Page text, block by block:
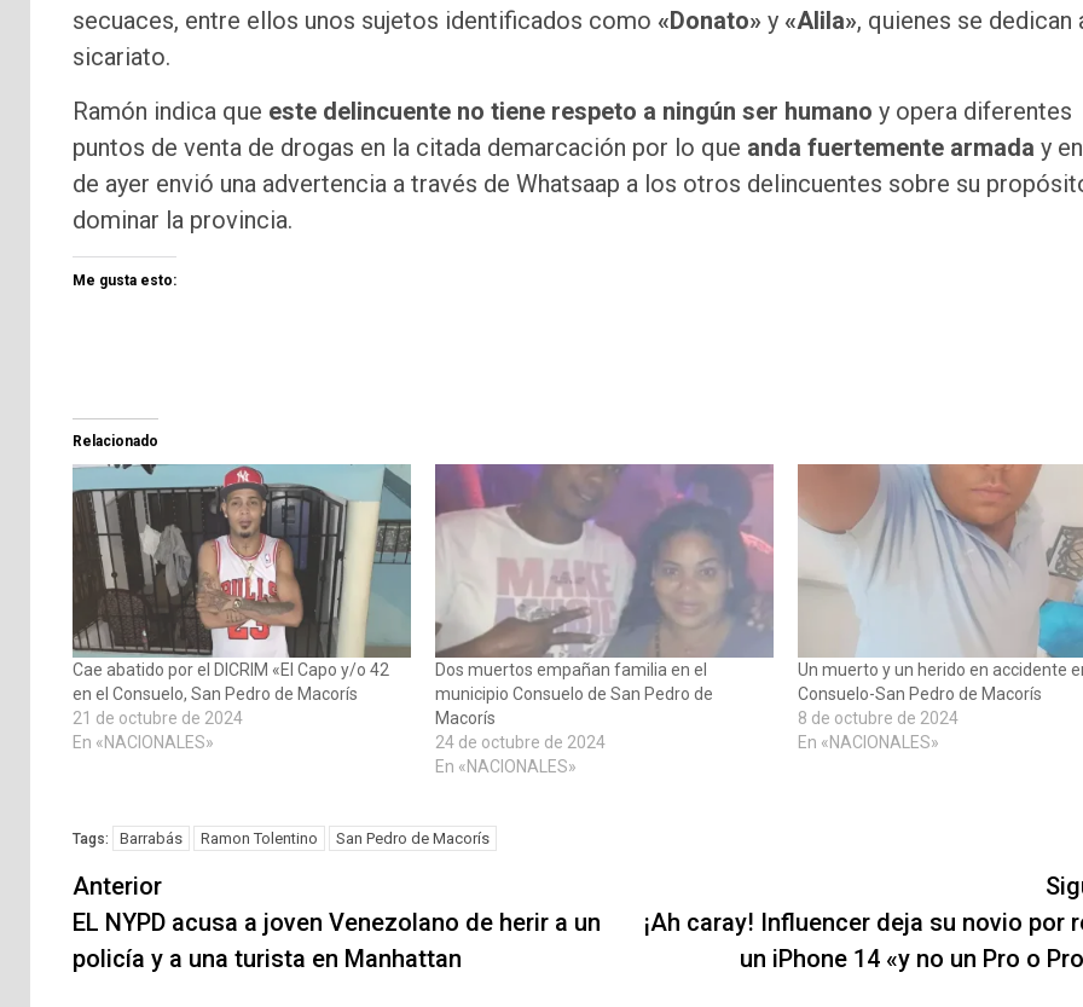
secuaces, entre ellos unos sujetos identificados como «Donato» y «Alila», quienes se dedican
sicariato.
Ramón indica que este delincuente no tiene respeto a ningún ser humano y opera diferentes
puntos de venta de drogas en la citada demarcación por lo que anda fuertemente armada y
de ayer envió una advertencia a través de Whatsaap a los otros delincuentes sobre su
dominar la provincia.
Me gusta esto:
Relacionado
Cae abatido por el DICRIM «El Capo y/o 42
en el Consuelo, San Pedro de Macorís
21 de octubre de 2024
En «NACIONALES»
Dos muertos empañan familia en el
municipio Consuelo de San Pedro de
Macorís
24 de octubre de 2024
En «NACIONALES»
Un muerto y un herido en accidente
Consuelo-San Pedro de Macorís
8 de octubre de 2024
En «NACIONALES»
Tags: Barrabás Ramon Tolentino San Pedro de Macorís
Navegación
de
entradas
Anterior
EL NYPD acusa a joven Venezolano de herir a un
policía y a una turista en Manhattan
¡Ah caray! Influencer deja su novio por
un iPhone 14 «y no un Pro o